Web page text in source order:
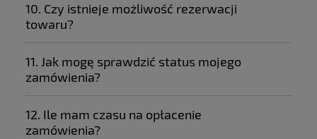
10. Czy istnieje możliwość rezerwacji
towaru?
11. Jak mogę sprawdzić status mojego
zamówienia?
12. Ile mam czasu na opłacenie
zamówienia?